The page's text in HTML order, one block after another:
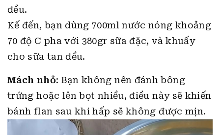
đều.
Kế đến, bạn dùng 700ml nước nóng khoảng
70 độ C pha với 380gr sữa đặc, và khuấy
cho sữa tan đều.
Mách nhỏ: Bạn không nên đánh bông
trứng hoặc lên bọt nhiều, điều này sẽ khiến
bánh flan sau khi hấp sẽ không được mịn.